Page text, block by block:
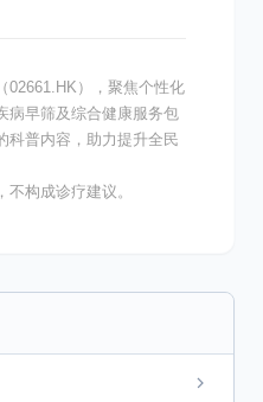
02661.HK），聚焦个性化
病早筛及综合健康服务包
科普内容，助力提升全民
构成诊疗建议。